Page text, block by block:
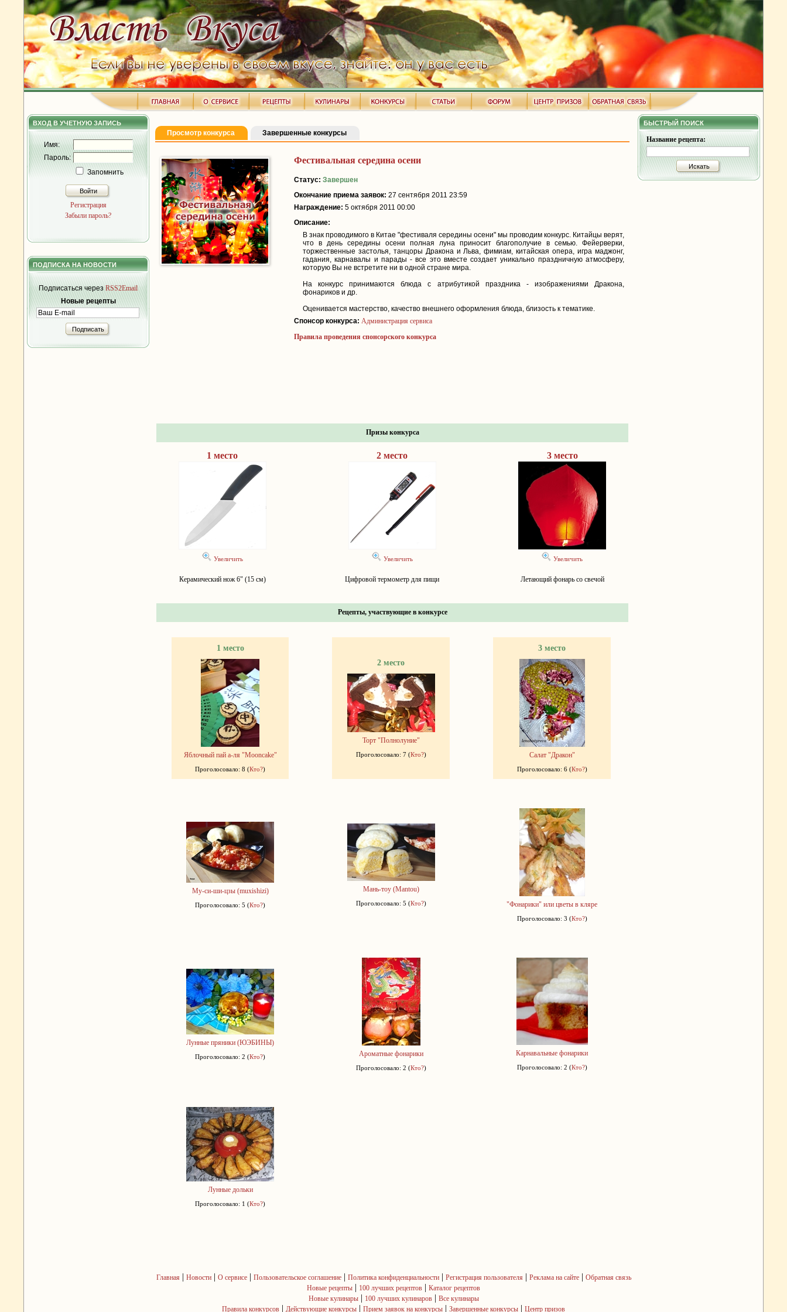
ВХОД В УЧЕТНУЮ ЗАПИСЬ
Имя:
Пароль:
Запомнить
Войти
Регистрация
Забыли пароль?
ПОДПИСКА НА НОВОСТИ
Подписаться черезRSS2Email
Новые рецепты
Подписать
Просмотр конкурса Завершенные конкурсы
Фестивальная середина осени
Статус: Завершен
Окончание приема заявок: 27 сентября 2011 23:59
Награждение: 5 октября 2011 00:00
Описание:
В знак проводимого в Китае "фестиваля середины осени" мы проводим конкурс. Китайцы верят,
что в день середины осени полная луна приносит благополучие в семью. Фейерверки,
торжественные застолья, танцоры Дракона и Льва, фимиам, китайская опера, игра маджонг,
гадания, карнавалы и парады - все это вместе создает уникально праздничную атмосферу,
которую Вы не встретите ни в одной стране мира.
На конкурс принимаются блюда с атрибутикой праздника - изображениями Дракона,
фонариков и др.
Оценивается мастерство, качество внешнего оформления блюда, близость к тематике.
Спонсор конкурса: Администрация сервиса
Правила проведения спонсорского конкурса
Призы конкурса
1 место 2 место 3 место
Увеличить Увеличить Увеличить
Керамический нож 6" (15 см) Цифровой термометр для пищи Летающий фонарь со свечой
Рецепты, участвующие в конкурсе
1 место
Яблочный пай а-ля "Mooncake"
Проголосовало: 8 (Кто?)
2 место
Торт "Полнолуние"
Проголосовало: 7 (Кто?)
3 место
Салат "Дракон"
Проголосовало: 6 (Кто?)
Му-си-ши-цзы (muxishizi)
Проголосовало: 5 (Кто?)
Мань-тоу (Mantou)
Проголосовало: 5 (Кто?) "Фонарики" или цветы в кляре
Проголосовало: 3 (Кто?)
Лунные пряники (ЮЭБИНЫ)
Проголосовало: 2 (Кто?) Ароматные фонарики
Проголосовало: 2 (Кто?)
Карнавальные фонарики
Проголосовало: 2 (Кто?)
Лунные дольки
Проголосовало: 1 (Кто?)
БЫСТРЫЙ ПОИСК
Название рецепта:
Искать
Главная | Новости| О сервисе| Пользовательское соглашение| Политика конфиденциальности| Регистрация пользователя | Реклама на сайте| Обратная связь
Новые рецепты | 100 лучших рецептов | Каталог рецептов
Новые кулинары| 100 лучших кулинаров| Все кулинары
Правила конкурсов | Действующие конкурсы | Прием заявок на конкурсы | Завершенные конкурсы | Центр призов